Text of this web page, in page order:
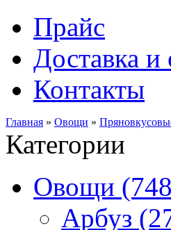
Прайс
Доставка и
Контакты
Главная » Овощи »
Категории
Овощи
Арбуз